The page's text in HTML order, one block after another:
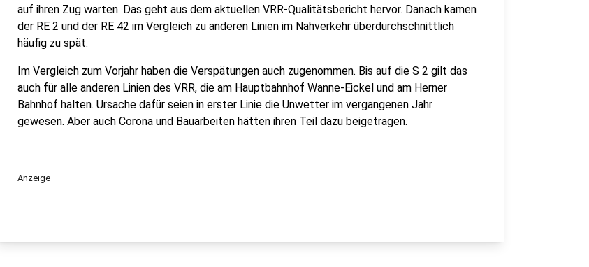
auf ihren Zug warten. Das geht aus dem aktuellen VRR-Qualitätsbericht hervor. Danach kamen
der RE 2 und der RE 42 im Vergleich zu anderen Linien im Nahverkehr überdurchschnittlich
häufig zu spät.
Im Vergleich zum Vorjahr haben die Verspätungen auch zugenommen. Bis auf die S 2 gilt das
auch für alle anderen Linien des VRR, die am Hauptbahnhof Wanne-Eickel und am Herner
Bahnhof halten. Ursache dafür seien in erster Linie die Unwetter im vergangenen Jahr
gewesen. Aber auch Corona und Bauarbeiten hätten ihren Teil dazu beigetragen.
Anzeige